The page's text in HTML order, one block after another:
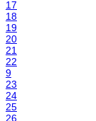
17
18
19
20
21
22
9
23
24
25
26